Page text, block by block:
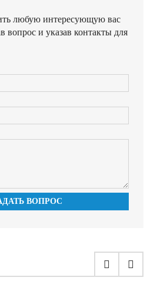
любую интересующую вас
вопрос и указав контакты для
ВОПРОС